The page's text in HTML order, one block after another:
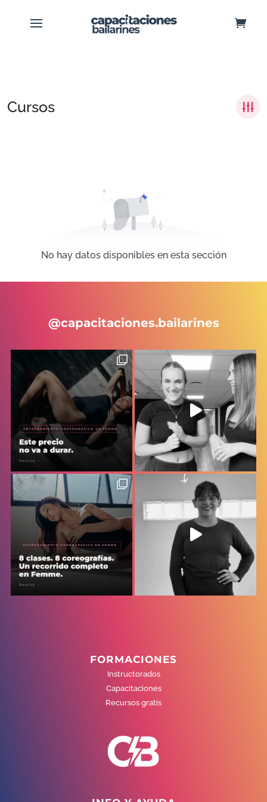
Cursos
No hay datos disponibles en esta sección
@capacitaciones.bailarines
FORMACIONES
Instructorados
Capacitaciones
Recursos gratis